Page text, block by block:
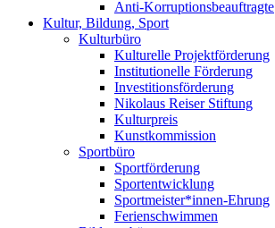
Anti-Korruptionsbeauftragte
Kultur, Bildung, Sport
Kulturbüro
Kulturelle Projektförderung
Institutionelle Förderung
Investitionsförderung
Nikolaus Reiser Stiftung
Kulturpreis
Kunstkommission
Sportbüro
Sportförderung
Sportentwicklung
Sportmeister*innen-Ehrung
Ferienschwimmen